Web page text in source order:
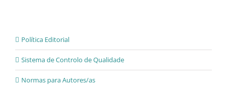
Política Editorial
Sistema de Controlo de Qualidade
Normas para Autores/as